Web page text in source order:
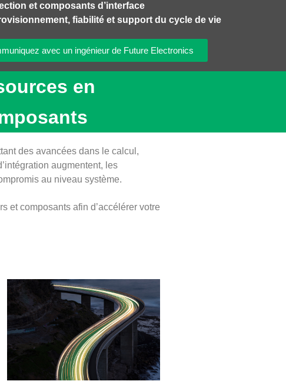
et composants d’interface
fiabilité et support du cycle de vie
avec un ingénieur de Future Electronics
en
des avancées dans le calcul,
augmentent, les
au niveau système.
et composants afin d’accélérer votre